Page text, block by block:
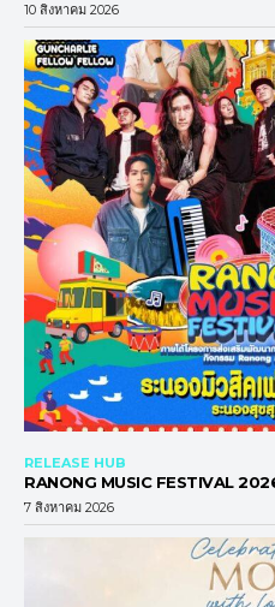
10 สิงหาคม 2026
RELEASE HUB
RANONG MUSIC FESTIVAL
7 สิงหาคม 2026